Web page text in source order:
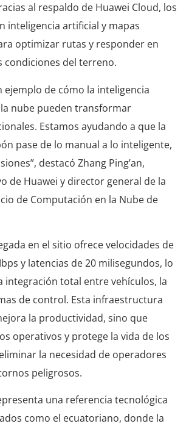
al respaldo de Huawei Cloud, los
inteligencia artificial y mapas
optimizar rutas y responder en
condiciones del terreno.
ejemplo de cómo la inteligencia
nube pueden transformar
Estamos ayudando a que la
pase de lo manual a lo inteligente,
destacó Zhang Ping’an,
de Huawei y director general de la
de Computación en la Nube de
en el sitio ofrece velocidades de
y latencias de 20 milisegundos, lo
integración total entre vehículos, la
de control. Esta infraestructura
la productividad, sino que
operativos y protege la vida de los
la necesidad de operadores
peligrosos.
una referencia tecnológica
como el ecuatoriano, donde la